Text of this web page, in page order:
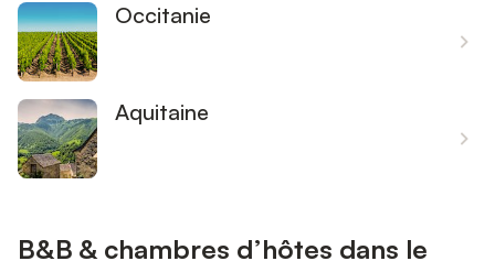
Occitanie
Aquitaine
B&B & chambres d’hôtes dans le